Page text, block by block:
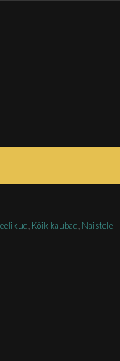
Kõik kaubad Naistele